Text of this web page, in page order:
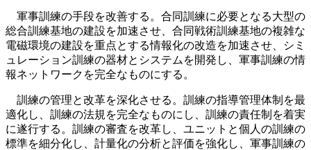
軍事訓練の手段を改善する。合同訓練に必要となる大型の
総合訓練基地の建設を加速させ、合同戦術訓練基地の複雑な
電磁環境の建設を重点とする情報化の改造を加速させ、シミ
ュレーション訓練の器材とシステムを開発し、軍事訓練の情
報ネットワークを完全なものにする。
訓練の管理と改革を深化させる。訓練の指導管理体制を最
適化し、訓練の法規を完全なものにし、訓練の責任制を着実
に遂行する。訓練の審査を改革し、ユニットと個人の訓練の
標準を細分化し、計量化の分析と評価を強化し、軍事訓練の